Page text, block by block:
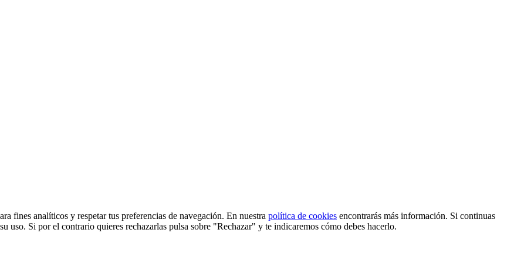
fines analíticos y respetar tus preferencias de navegación. En nuestra política de cookies encontrarás más información. Si continuas
uso. Si por el contrario quieres rechazarlas pulsa sobre "Rechazar" y te indicaremos cómo debes hacerlo.